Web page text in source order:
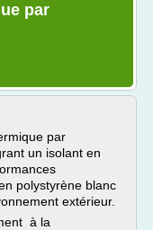
par
par
un isolant en
polystyrène blanc
extérieur.
à la